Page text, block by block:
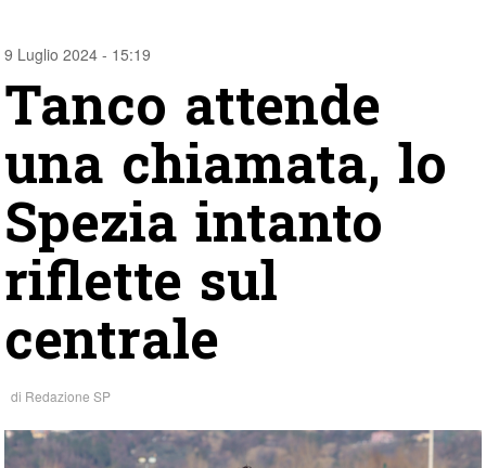
9 Luglio 2024 - 15:19
Tanco attende
una chiamata, lo
Spezia intanto
riflette sul
centrale
di Redazione SP